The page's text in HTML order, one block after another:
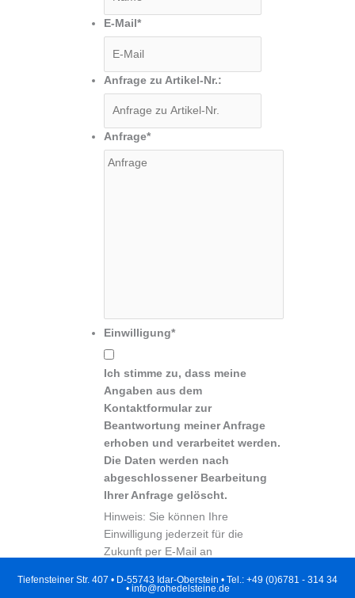
E-Mail *
Anfrage zu Artikel-Nr.:
Anfrage*
Einwilligung*
Ich stimme zu, dass meine
Angaben aus dem
Kontaktformular zur
Beantwortung meiner Anfrage
erhoben und verarbeitet werden.
Die Daten werden nach
abgeschlossener Bearbeitung
Ihrer Anfrage gelöscht.
Hinweis: Sie können Ihre
Einwilligung jederzeit für die
Zukunft per E-Mail an
Tiefensteiner Str. 407 • D-55743 Idar-Oberstein • Tel.: +49 (0)6781 - 314 34
• info@rohedelsteine.de